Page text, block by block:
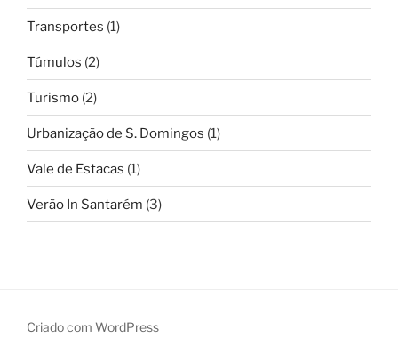
Transportes (1)
Túmulos (2)
Turismo (2)
Urbanização de S. Domingos (1)
Vale de Estacas (1)
Verão In Santarém (3)
Criado com WordPress